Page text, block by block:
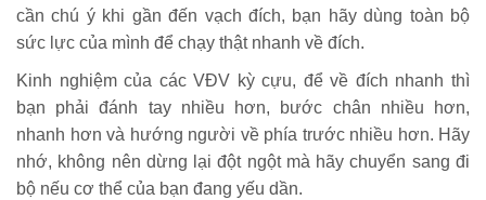
cần chú ý khi gần đến vạch đích, bạn hãy dùng toàn bộ
sức lực của mình để chạy thật nhanh về đích.
Kinh nghiệm của các VĐV kỳ cựu, để về đích nhanh thì
bạn phải đánh tay nhiều hơn, bước chân nhiều hơn,
nhanh hơn và hướng người về phía trước nhiều hơn. Hãy
nhớ, không nên dừng lại đột ngột mà hãy chuyển sang đi
bộ nếu cơ thể của bạn đang yếu dần.